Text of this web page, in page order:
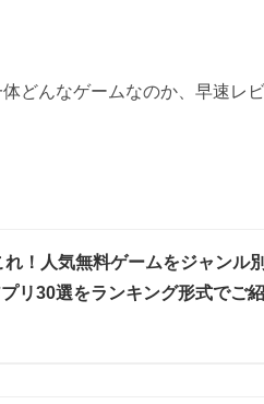
体どんなゲームなのか、早速レ
！人気無料ゲームをジャンル
リ30選をランキング形式でご紹